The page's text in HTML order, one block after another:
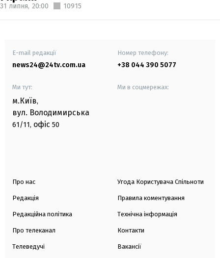
31 липня, 20:00 10915
E-mail редакції
news24@24tv.com.ua
Номер телефону:
+38 044 390 5077
Ми тут:
м.Київ,
вул. Володимирська
61/11, офіс 50
Ми в соцмережах:
Про нас
Редакція
Редакційна політика
Про телеканал
Телеведучі
Угода Користувача Спільноти
Правила коментування
Технічна інформація
Контакти
Вакансії